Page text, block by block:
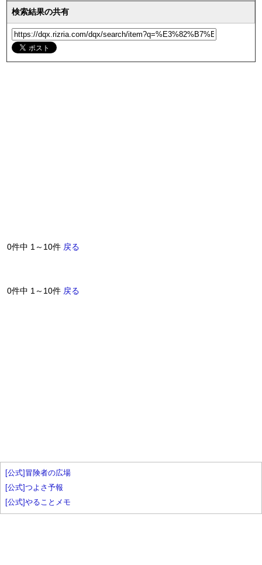
検索結果の共有
0件中 1～10件 戻る
0件中 1～10件 戻る
[公式]冒険者の広場
[公式]つよさ予報
[公式]やることメモ